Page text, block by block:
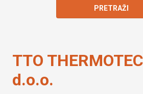
PRETRAŽI
TTO
d.o.o.